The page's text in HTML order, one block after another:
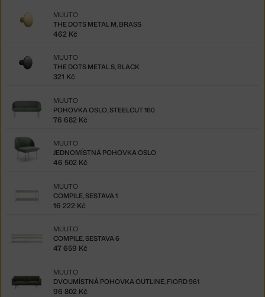
THE DOTS METAL M, BRASS
MUUTO
462 Kč
THE DOTS METAL S, BLACK
MUUTO
321 Kč
POHOVKA OSLO, STEELCUT 160
MUUTO
76 682 Kč
JEDNOMÍSTNÁ POHOVKA OSLO
MUUTO
46 502 Kč
COMPILE, SESTAVA 1
MUUTO
16 222 Kč
COMPILE, SESTAVA 6
MUUTO
47 659 Kč
DVOUMÍSTNÁ POHOVKA OUTLINE, FIORD 961
MUUTO
96 802 Kč